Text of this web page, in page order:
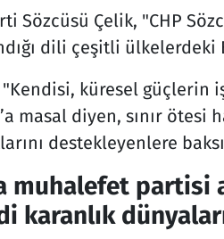
Sözcüsü Çelik, "CHP
dili çeşitli
"Kendisi, küresel güçlerin
masal diyen, sınır ötesi
destekleyenlere
muhalefet partisi
karanlık